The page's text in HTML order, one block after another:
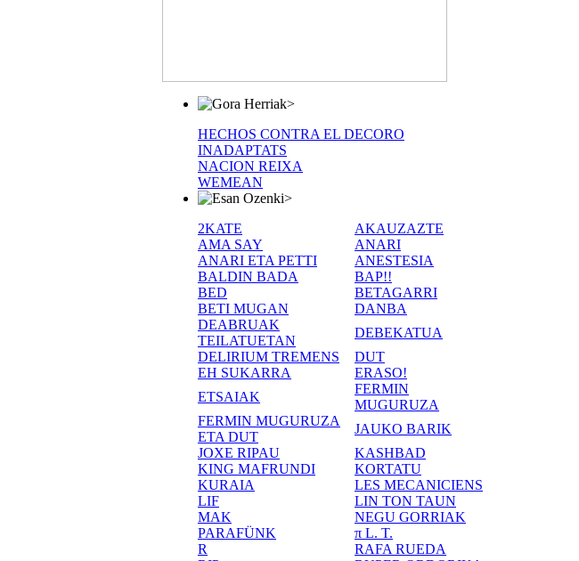
>
HECHOS CONTRA EL DECORO
INADAPTATS
NACION REIXA
WEMEAN
>
2KATE
AKAUZAZTE
AMA SAY
ANARI
ANARI ETA PETTI
ANESTESIA
BALDIN BADA
BAP!!
BED
BETAGARRI
BETI MUGAN
DANBA
DEABRUAK
TEILATUETAN
DEBEKATUA
DELIRIUM TREMENS
DUT
EH SUKARRA
ERASO!
ETSAIAK
FERMIN
MUGURUZA
FERMIN MUGURUZA
ETA DUT
JAUKO BARIK
JOXE RIPAU
KASHBAD
KING MAFRUNDI
KORTATU
KURAIA
LES MECANICIENS
LIF
LIN TON TAUN
MAK
NEGU GORRIAK
PARAFÜNK
π L. T.
R
RAFA RUEDA